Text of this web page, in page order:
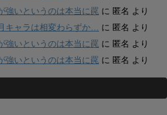
強いというのは本当に罠 に 匿名 より
キャラは相変わらずか…
に 匿名 より
強いというのは本当に罠 に 匿名 より
強いというのは本当に罠 に 匿名 より